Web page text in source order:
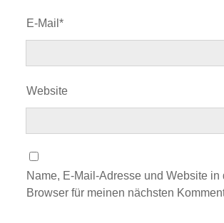
E-Mail*
Website
Name, E-Mail-Adresse und Website in
Browser für meinen nächsten